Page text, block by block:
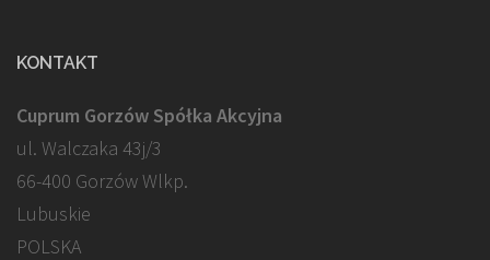
KONTAKT
Cuprum Gorzów Spółka Akcyjna
ul. Walczaka 43j/3
66-400 Gorzów Wlkp.
Lubuskie
POLSKA